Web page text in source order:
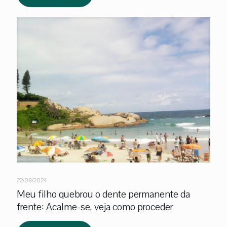
22/08/2024
Meu filho quebrou o dente permanente da
frente: Acalme-se, veja como proceder